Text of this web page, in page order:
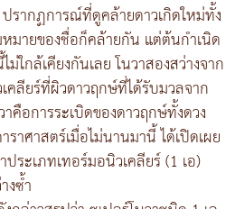
รากฏการณ์ที่ดูคล้ายดาวเกิดใหม่ทั้ง
มายของชื่อก็คล้ายกัน แต่ต้นกำเนิด
กล้เคียงกันเลย โนวาสองสว่างจาก
คลียร์ที่ผิวดาวฤกษ์ที่ได้รับมวลจาก
คือการระเบิดของดาวฤกษ์ทั้งดวง
าศาสตร์เมื่อไม่นานมานี้ ได้เปิดเผย
ประเภทเทอร์มอนิวเคลียร์ (1 เอ)
งซ้ำ